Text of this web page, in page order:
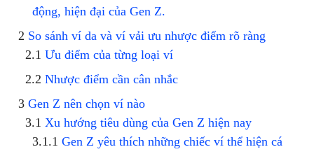
động, hiện đại của Gen Z.
So sánh ví da và ví vải ưu nhược điểm rõ ràng
Ưu điểm của từng loại ví
Nhược điểm cần cân nhắc
Gen Z nên chọn ví nào
Xu hướng tiêu dùng của Gen Z hiện nay
Gen Z yêu thích những chiếc ví thể hiện cá